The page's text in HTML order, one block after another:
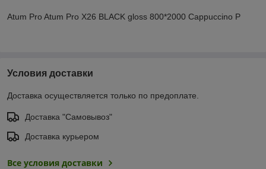
Atum Pro Atum Pro Х26 BLACK gloss 800*2000 Cappuccino Р
Условия доставки
Доставка осуществляется только по предоплате.
Доставка "Самовывоз"
Доставка курьером
Все условия доставки